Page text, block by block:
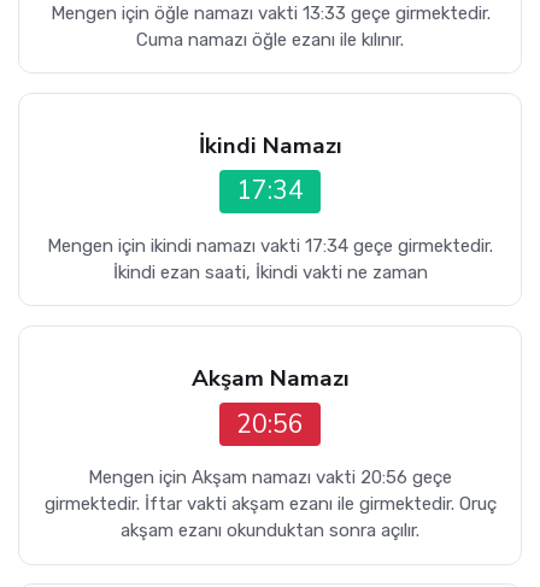
Mengen için öğle namazı vakti 13:33 geçe girmektedir.
Cuma namazı öğle ezanı ile kılınır.
İkindi Namazı
17:34
Mengen için ikindi namazı vakti 17:34 geçe girmektedir.
İkindi ezan saati, İkindi vakti ne zaman
Akşam Namazı
20:56
Mengen için Akşam namazı vakti 20:56 geçe
girmektedir. İftar vakti akşam ezanı ile girmektedir. Oruç
akşam ezanı okunduktan sonra açılır.